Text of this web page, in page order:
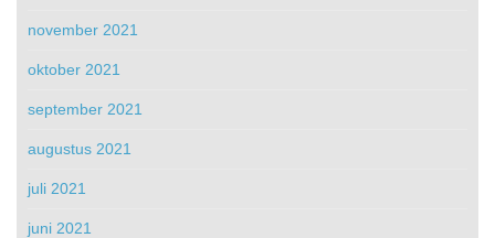
november 2021
oktober 2021
september 2021
augustus 2021
juli 2021
juni 2021